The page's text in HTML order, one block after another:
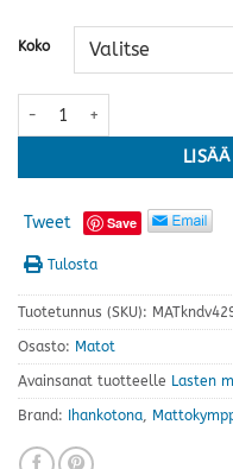
Koko
Liikennematto, beige · kaksi
Tweet Save
Tulosta
Tuotetunnus (SKU):
Osasto: Matot
Avainsanat tuotteelle Lasten
Brand: Ihankotona,